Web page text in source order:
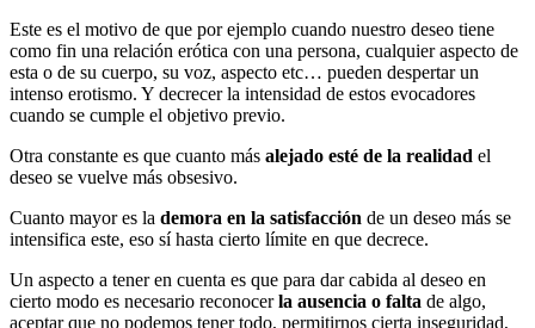
Este es el motivo de que por ejemplo cuando nuestro deseo tiene
como fin una relación erótica con una persona, cualquier aspecto de
esta o de su cuerpo, su voz, aspecto etc… pueden despertar un
intenso erotismo. Y decrecer la intensidad de estos evocadores
cuando se cumple el objetivo previo.
Otra constante es que cuanto más alejado esté de la realidad el
deseo se vuelve más obsesivo.
Cuanto mayor es la demora en la satisfacción de un deseo más se
intensifica este, eso sí hasta cierto límite en que decrece.
Un aspecto a tener en cuenta es que para dar cabida al deseo en
cierto modo es necesario reconocerla ausencia o falta de algo,
aceptar que no podemos tener todo, permitirnos cierta inseguridad,